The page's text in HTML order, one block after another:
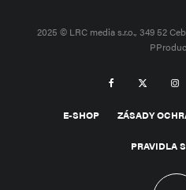
2025 © LRC media s.r.o., 349 52
E-SHOP ZÁSADY
PRAVIDLA